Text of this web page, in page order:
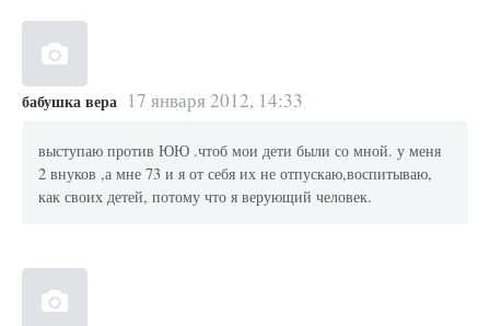
бабушка вера 17 января 2012, 14:33
выступаю против ЮЮ .чтоб мои дети были со мной. у меня
2 внуков ,а мне 73 и я от себя их не отпускаю,воспитываю,
как своих детей, потому что я верующий человек.